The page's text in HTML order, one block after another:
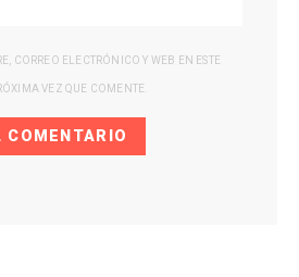
CORREO ELECTRÓNICO Y WEB EN ESTE
VEZ QUE COMENTE.